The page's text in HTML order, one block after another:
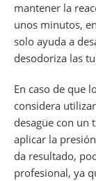
mantener la
unos minutos,
solo ayuda a
desodoriza las
En caso de que
considera
desagüe con un
aplicar la
da resultado,
profesional, ya